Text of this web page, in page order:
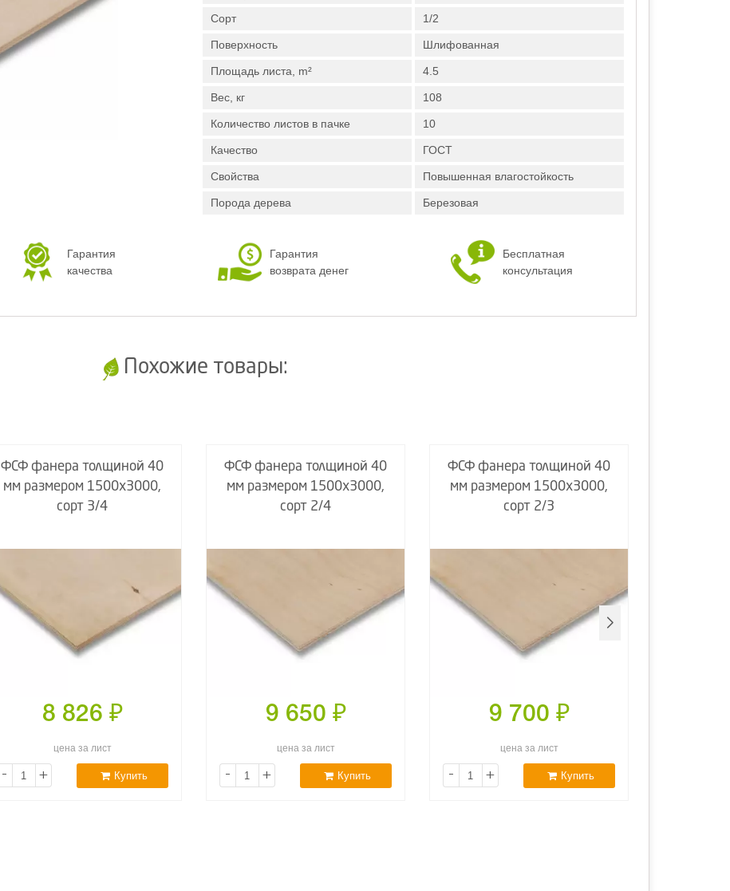
Сорт 1/2
Поверхность Шлифованная
Площадь листа, m² 4.5
Вес, кг 108
Количество листов в пачке 10
Качество ГОСТ
Свойства Повышенная влагостойкость
Порода дерева Березовая
Гарантия
качества
Гарантия
возврата денег
Бесплатная
консультация
Похожие товары:
ФСФ фанера толщиной 40
мм размером 1500х3000,
сорт 3/4
8 826 ₽
цена за лист
- + Купить
ФСФ фанера толщиной 40
мм размером 1500х3000,
сорт 2/4
9 650 ₽
цена за лист
- + Купить
ФСФ фанера толщиной 40
мм размером 1500х3000,
сорт 2/3
9 700 ₽
цена за лист
- + Купить